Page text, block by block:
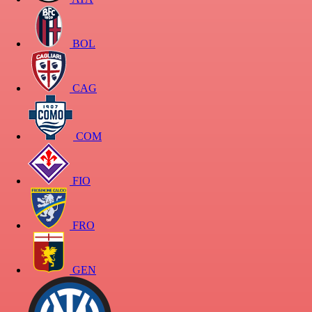
BOL
CAG
COM
FIO
FRO
GEN